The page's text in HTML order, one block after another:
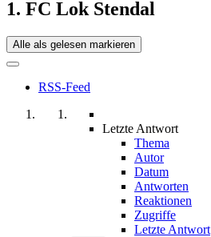
1. FC Lok Stendal
Alle als gelesen markieren
RSS-Feed
Letzte Antwort
Thema
Autor
Datum
Antworten
Reaktionen
Zugriffe
Letzte Antwort